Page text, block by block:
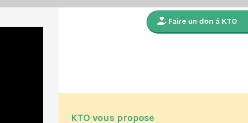
Faire un don à KTO
KTO vous propose